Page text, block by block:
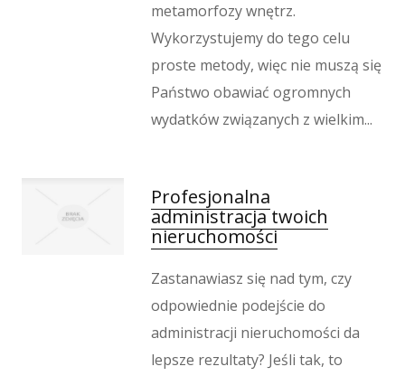
metamorfozy wnętrz.
Wykorzystujemy do tego celu
proste metody, więc nie muszą się
Państwo obawiać ogromnych
wydatków związanych z wielkim...
Profesjonalna
administracja twoich
nieruchomości
Zastanawiasz się nad tym, czy
odpowiednie podejście do
administracji nieruchomości da
lepsze rezultaty? Jeśli tak, to